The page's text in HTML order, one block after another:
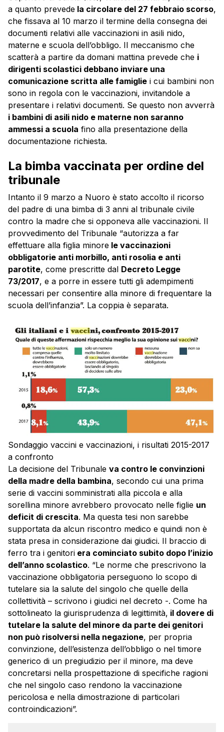
a quanto prevede la circolare del 27 febbraio scorso,
che fissava al 10 marzo il termine della consegna dei
documenti relativi alle vaccinazioni in asili nido,
materne e scuola dell’obbligo. Il meccanismo che
scatterà a partire da domani mattina prevede che i
dirigenti scolastici debbano inviare una
comunicazione scritta alle famiglie i cui bambini non
sono in regola con le vaccinazioni, invitandole a
presentare i relativi documenti. Se questo non avverrà
i bambini di asili nido e materne non saranno
ammessi a scuola fino alla presentazione della
documentazione richiesta.
La bimba vaccinata per ordine del
tribunale
Intanto il 9 marzo a Nuoro è stato accolto il ricorso
del padre di una bimba di 3 anni al tribunale civile
contro la madre che si opponeva alle vaccinazioni. Il
provvedimento del Tribunale “autorizza a far
effettuare alla figlia minore le vaccinazioni
obbligatorie anti morbillo, anti rosolia e anti
parotite, come prescritte dal Decreto Legge
73/2017, e a porre in essere tutti gli adempimenti
necessari per consentire alla minore di frequentare la
scuola dell’infanzia”. La coppia è separata.
Sondaggio vaccini e vaccinazioni, i risultati 2015-2017
a confronto
La decisione del Tribunale va contro le convinzioni
della madre della bambina, secondo cui una prima
serie di vaccini somministrati alla piccola e alla
sorellina minore avrebbero provocato nelle figlie un
deficit di crescita. Ma questa tesi non sarebbe
supportata da alcun riscontro medico e quindi non è
stata presa in considerazione dai giudici. Il braccio di
ferro tra i genitori era cominciato subito dopo l’inizio
dell’anno scolastico. “Le norme che prescrivono la
vaccinazione obbligatoria perseguono lo scopo di
tutelare sia la salute del singolo che quelle della
collettività – scrivono i giudici nel decreto -. Come ha
sottolineato la giurisprudenza di legittimità, il dovere di
tutelare la salute del minore da parte dei genitori
non può risolversi nella negazione, per propria
convinzione, dell’esistenza dell’obbligo o nel timore
generico di un pregiudizio per il minore, ma deve
concretarsi nella prospettazione di specifiche ragioni
che nel singolo caso rendono la vaccinazione
pericolosa e nella dimostrazione di particolari
controindicazioni”.